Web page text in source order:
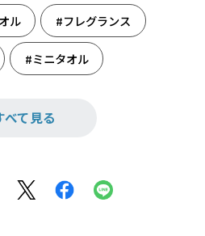
ル #フレグランス
#ミニタオル
べて見る